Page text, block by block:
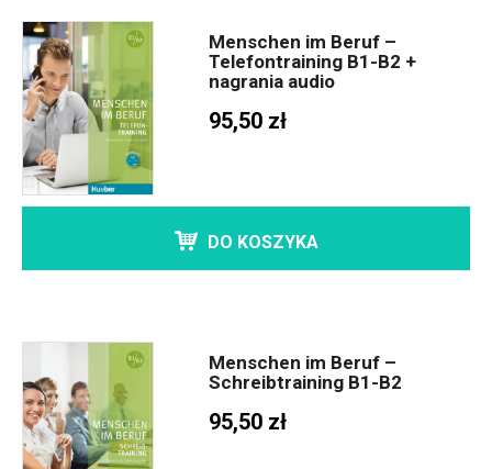
Menschen im Beruf –
Telefontraining B1-B2 +
nagrania audio
95,50 zł
DO KOSZYKA
Menschen im Beruf –
Schreibtraining B1-B2
95,50 zł